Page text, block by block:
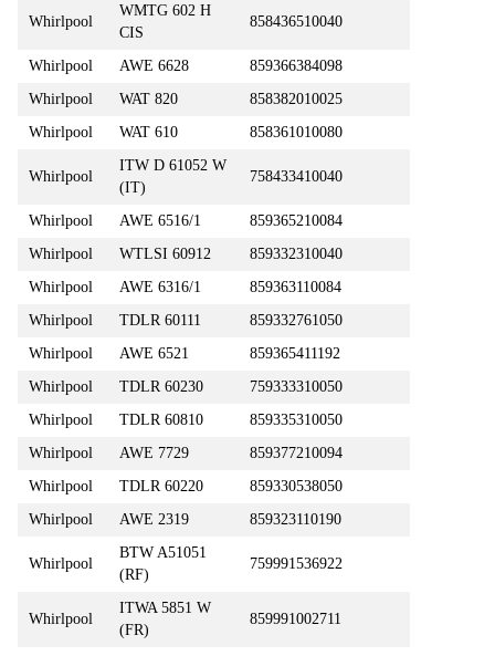
Whirlpool
WMTG 602 H
CIS
858436510040
Whirlpool AWE 6628
859366384098
Whirlpool
WAT 820
858382010025
Whirlpool
WAT 610 858361010080
Whirlpool
ITW D 61052 W
(IT)
758433410040
Whirlpool AWE 6516/1
859365210084
Whirlpool
WTLSI 60912
859332310040
Whirlpool
AWE 6316/1
859363110084
Whirlpool
TDLR 60111
859332761050
Whirlpool
AWE 6521
859365411192
Whirlpool
TDLR 60230
759333310050
Whirlpool
TDLR 60810
859335310050
Whirlpool
AWE 7729
859377210094
Whirlpool
TDLR 60220
859330538050
Whirlpool
AWE 2319 859323110190
Whirlpool
BTW A51051
(RF)
759991536922
Whirlpool
ITWA 5851 W
(FR)
859991002711